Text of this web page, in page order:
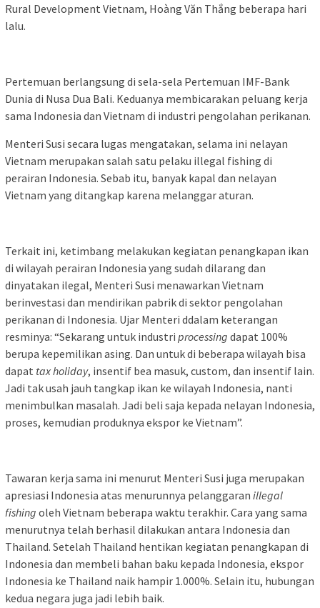
Rural Development Vietnam, Hoàng Văn Thắng beberapa hari
lalu.
Pertemuan berlangsung di sela-sela Pertemuan IMF-Bank
Dunia di Nusa Dua Bali. Keduanya membicarakan peluang kerja
sama Indonesia dan Vietnam di industri pengolahan perikanan.
Menteri Susi secara lugas mengatakan, selama ini nelayan
Vietnam merupakan salah satu pelaku illegal fishing di
perairan Indonesia. Sebab itu, banyak kapal dan nelayan
Vietnam yang ditangkap karena melanggar aturan.
Terkait ini, ketimbang melakukan kegiatan penangkapan ikan
di wilayah perairan Indonesia yang sudah dilarang dan
dinyatakan ilegal, Menteri Susi menawarkan Vietnam
berinvestasi dan mendirikan pabrik di sektor pengolahan
perikanan di Indonesia. Ujar Menteri ddalam keterangan
resminya: “Sekarang untuk industri processing dapat 100%
berupa kepemilikan asing. Dan untuk di beberapa wilayah bisa
dapat tax holiday, insentif bea masuk, custom, dan insentif lain.
Jadi tak usah jauh tangkap ikan ke wilayah Indonesia, nanti
menimbulkan masalah. Jadi beli saja kepada nelayan Indonesia,
proses, kemudian produknya ekspor ke Vietnam”.
Tawaran kerja sama ini menurut Menteri Susi juga merupakan
apresiasi Indonesia atas menurunnya pelanggaran illegal
fishing oleh Vietnam beberapa waktu terakhir. Cara yang sama
menurutnya telah berhasil dilakukan antara Indonesia dan
Thailand. Setelah Thailand hentikan kegiatan penangkapan di
Indonesia dan membeli bahan baku kepada Indonesia, ekspor
Indonesia ke Thailand naik hampir 1.000%. Selain itu, hubungan
kedua negara juga jadi lebih baik.